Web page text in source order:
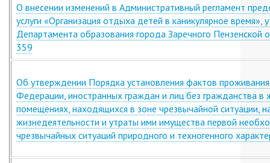
О внесении изменений в Административный регламент
услуги «Организация отдыха детей в каникулярное
Департамента образования города Заречного
359
Об утверждении Порядка установления фактов
Федерации, иностранных граждан и лиц без гражданства в
помещениях, находящихся в зоне чрезвычайной ситуации,
жизнедеятельности и утраты ими имущества первой
чрезвычайных ситуаций природного и техногенного